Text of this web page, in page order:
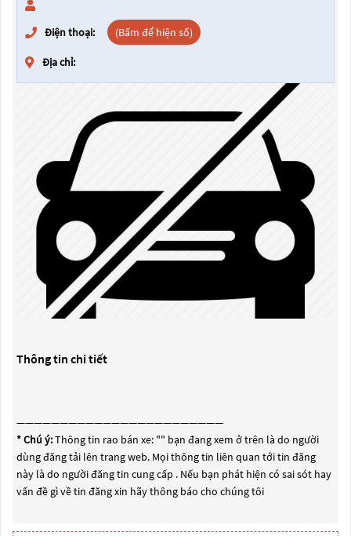
Điện thoại: (Bấm để hiện số)
Địa chỉ:
Thông tin chi tiết
————————————————————————
* Chú ý:Thông tin rao bán xe: "" bạn đang xem ở trên là do người
dùng đăng tải lên trang web. Mọi thông tin liên quan tới tin đăng
này là do người đăng tin cung cấp . Nếu bạn phát hiện có sai sót hay
vấn đề gì về tin đăng xin hãy thông báo cho chúng tôi